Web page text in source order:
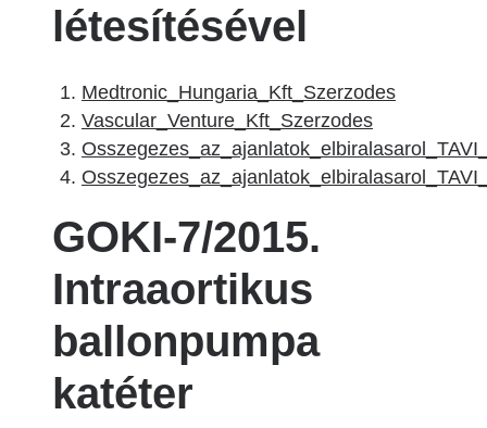
létesítésével
Medtronic_Hungaria_Kft_Szerzodes
Vascular_Venture_Kft_Szerzodes
GOKI-7/2015.
Intraaortikus
ballonpumpa
katéter